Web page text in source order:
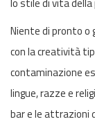
Niente di pronto
con la creatività
contaminazione
lingue, razze e
bar e le attrazioni